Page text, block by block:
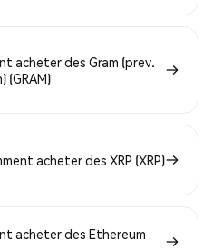
acheter des Gram (prev.
(GRAM)
acheter des XRP (XRP)
acheter des Ethereum